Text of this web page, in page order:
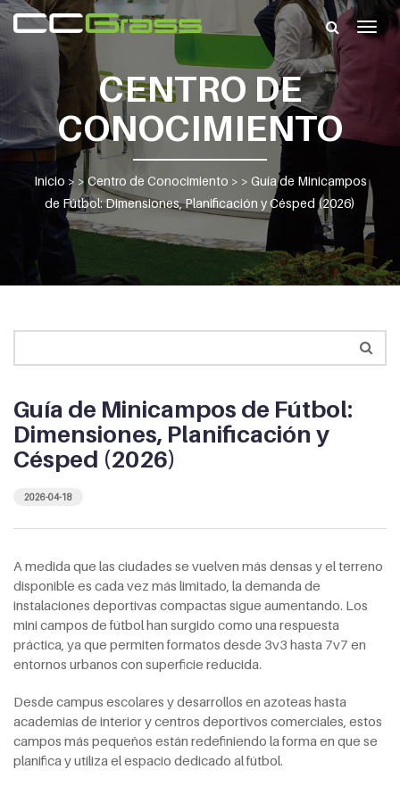
CENTRO DE
CONOCIMIENTO
Inicio > > Centro de Conocimiento > > Guía de Minicampos
de Fútbol: Dimensiones, Planificación y Césped (2026)
Guía de Minicampos de Fútbol:
Dimensiones, Planificación y
Césped (2026)
2026-04-18
A medida que las ciudades se vuelven más densas y el terreno
disponible es cada vez más limitado, la demanda de
instalaciones deportivas compactas sigue aumentando. Los
mini campos de fútbol han surgido como una respuesta
práctica, ya que permiten formatos desde 3v3 hasta 7v7 en
entornos urbanos con superficie reducida.
Desde campus escolares y desarrollos en azoteas hasta
academias de interior y centros deportivos comerciales, estos
campos más pequeños están redefiniendo la forma en que se
planifica y utiliza el espacio dedicado al fútbol.